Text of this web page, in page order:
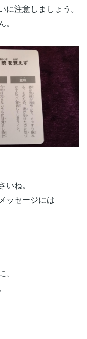
注意しましょう。
ね。
ッセージには